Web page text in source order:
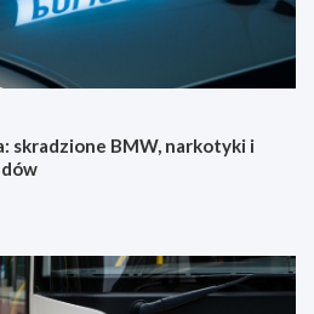
skradzione BMW, narkotyki i